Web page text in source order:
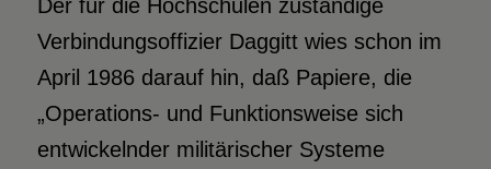
Der für die Hochschulen zuständige
Verbindungsoffizier Daggitt wies schon im
April 1986 darauf hin, daß Papiere, die
„Operations- und Funktionsweise sich
entwickelnder militärischer Systeme